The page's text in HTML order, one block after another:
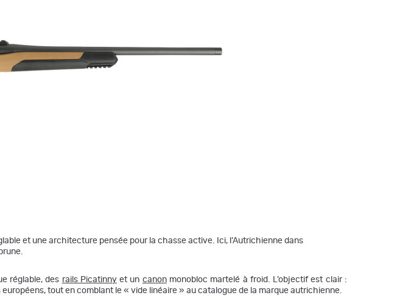
et une architecture pensée pour la chasse active. Ici, l’Autrichienne dans
réglable, des rails Picatinnyet un canonmonobloc martelé à froid. L’objectif est clair :
tout en comblant le « vide linéaire » au catalogue de la marque autrichienne.